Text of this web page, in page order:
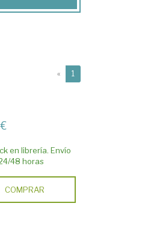
« 1
en librería. Envío
48 horas
COMPRAR